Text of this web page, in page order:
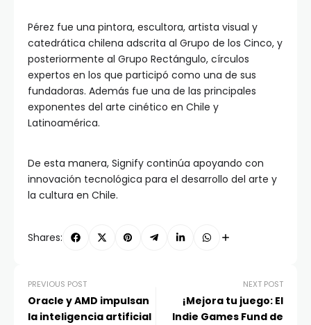
Pérez fue una pintora, escultora, artista visual y
catedrática chilena adscrita al Grupo de los Cinco, y
posteriormente al Grupo Rectángulo, círculos
expertos en los que participó como una de sus
fundadoras. Además fue una de las principales
exponentes del arte cinético en Chile y
Latinoamérica.
De esta manera, Signify continúa apoyando con
innovación tecnológica para el desarrollo del arte y
la cultura en Chile.
Shares:
PREVIOUS POST
Oracle y AMD impulsan
la inteligencia artificial
NEXT POST
¡Mejora tu juego: El
Indie Games Fund de